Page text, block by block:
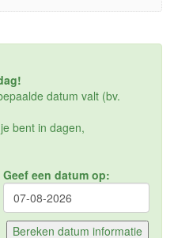
datum valt (bv.
bent in dagen,
Geef een datum op: